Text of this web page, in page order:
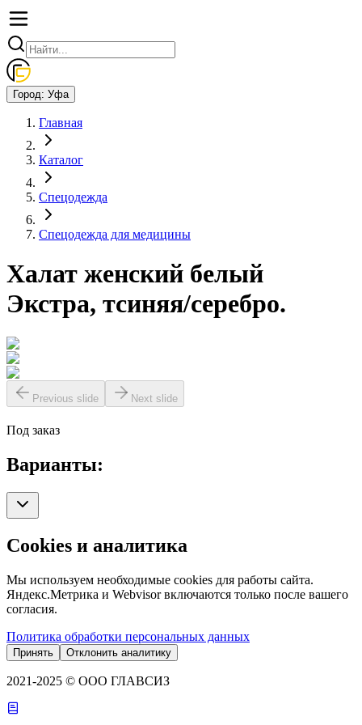
Город: Уфа
Главная
Каталог
Спецодежда
Спецодежда для медицины
Халат женский белый
Экстра, тсиняя/серебро.
Previous slide Next slide
Под заказ
Варианты:
Cookies и аналитика
Мы используем необходимые cookies для работы сайта.
Яндекс.Метрика и Webvisor включаются только после вашего
согласия.
Политика обработки персональных данных
Принять Отклонить аналитику
2021-2025 © ООО ГЛАВСИЗ